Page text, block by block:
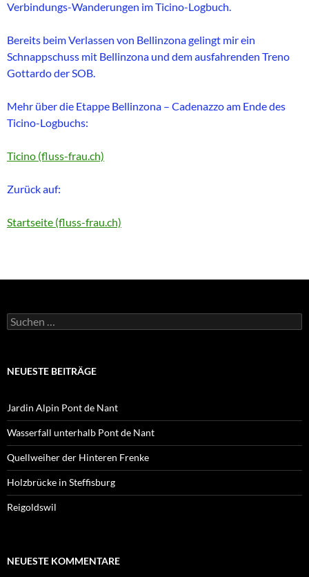
Verbindungs-Wanderungen im Ticino-Logbuch.
Bereits beim Verlassen von Bellinzona gelingt mir ein
Schnappschuss mit Bellinzona und dem ausfahrenden Treno
Gottardo der SOB.
Mehr über die Etappe Bellinzona – Cadenazzo am Ende des
Ticino-Logbuchs:
Ticino (fluss-frau.ch)
Zurück auf:
Startseite (fluss-frau.ch)
Suchen
nach:
NEUESTE BEITRÄGE
Jardin Alpin Pont de Nant
Wasserfall unterhalb Pont de Nant
Quellweiher der Hinteren Frenke
Holzbrücke in Steffisburg
Reigoldswil
NEUESTE KOMMENTARE